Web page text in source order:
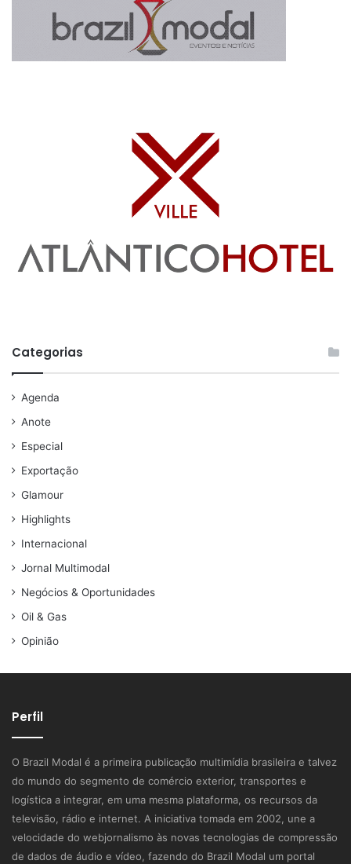
Categorias
Agenda
Anote
Especial
Exportação
Glamour
Highlights
Internacional
Jornal Multimodal
Negócios & Oportunidades
Oil & Gas
Opinião
Perfil
O Brazil Modal é a primeira publicação multimídia brasileira e talvez
do mundo do segmento de comércio exterior, transportes e
logística a integrar, em uma mesma plataforma, os recursos da
televisão, rádio e internet. A iniciativa tomada em 2002, une a
velocidade do webjornalismo às novas tecnologias de compressão
de dados de áudio e vídeo, fazendo do Brazil Modal um portal